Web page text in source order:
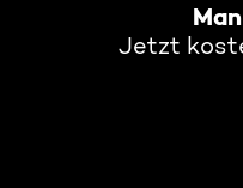
Jetzt